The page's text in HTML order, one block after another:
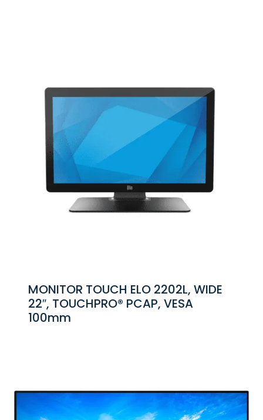
MONITOR TOUCH ELO 2202L, WIDE
22″, TOUCHPRO® PCAP, VESA
100mm